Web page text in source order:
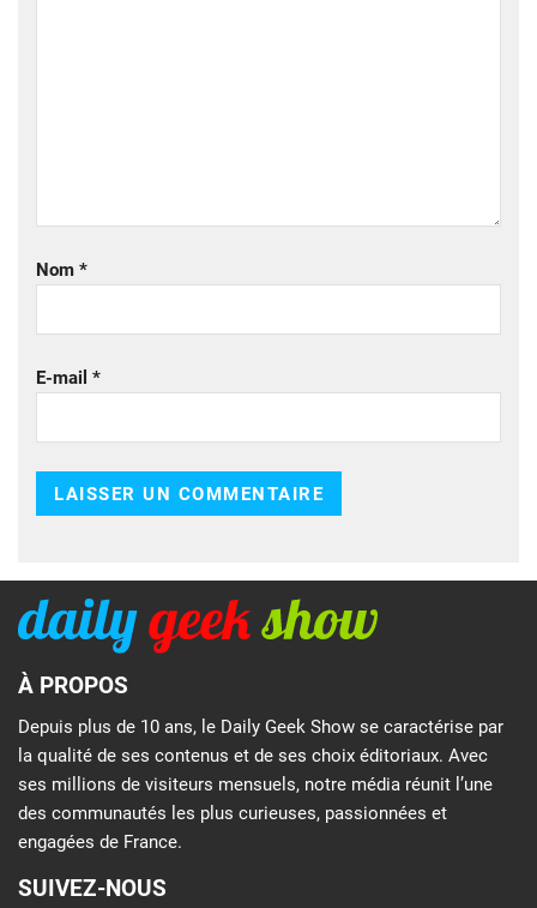
Nom *
E-mail *
À PROPOS
Depuis plus de 10 ans, le Daily Geek Show se caractérise par
la qualité de ses contenus et de ses choix éditoriaux. Avec
ses millions de visiteurs mensuels, notre média réunit l’une
des communautés les plus curieuses, passionnées et
engagées de France.
SUIVEZ-NOUS